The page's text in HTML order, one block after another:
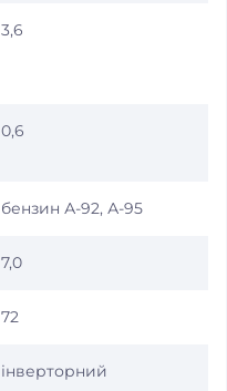
3,6
0,6
бензин А-92, А-95
7,0
72
інверторний